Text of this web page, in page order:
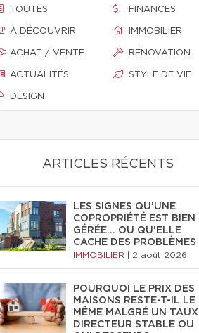
TOUTES
À DÉCOUVRIR
ACHAT / VENTE
ACTUALITÉS
DESIGN
FINANCES
IMMOBILIER
RÉNOVATION
STYLE DE VIE
ARTICLES RÉCENTS
LES SIGNES QU'UNE
COPROPRIÉTÉ EST BIEN
GÉRÉE… OU QU'ELLE
CACHE DES PROBLÈMES
IMMOBILIER 2 août 2026
POURQUOI LE PRIX DES
MAISONS RESTE-T-IL LE
MÊME MALGRÉ UN TAUX
DIRECTEUR STABLE OU